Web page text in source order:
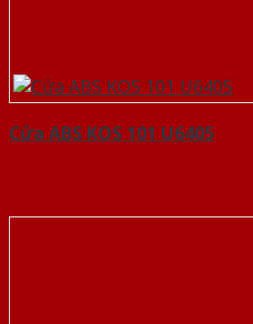
Cửa ABS KOS 101 U6405